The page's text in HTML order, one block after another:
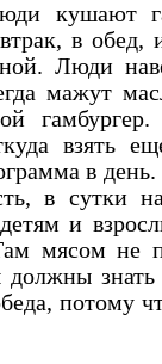
кушают
в
Люди
мажут
взять
в день.
в сутки
и
мясом не
потому